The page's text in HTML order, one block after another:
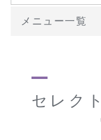
メニュー一覧
セレク